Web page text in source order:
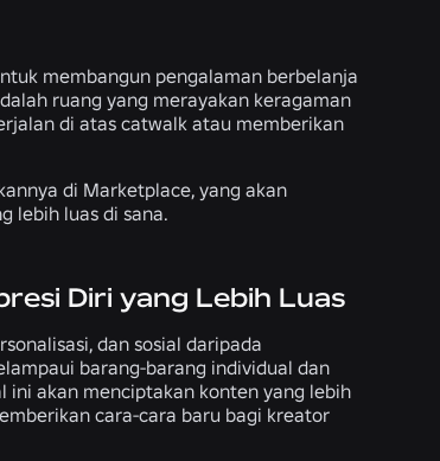
membangun pengalaman berbelanja
ruang yang merayakan keragaman
di atas catwalk atau memberikan
di Marketplace, yang akan
lebih luas di sana.
Diri yang Lebih Luas
dan sosial daripada
barang-barang individual dan
ini akan menciptakan konten yang lebih
cara-cara baru bagi kreator